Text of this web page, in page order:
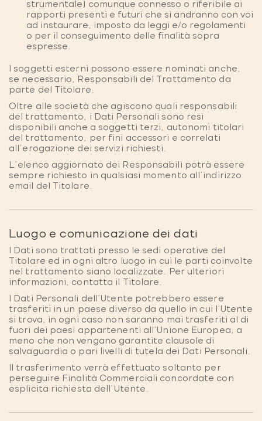
strumentale) comunque connesso o riferibile ai
rapporti presenti e futuri che si andranno con voi
ad instaurare, imposto da leggi e/o regolamenti
o per il conseguimento delle finalità sopra
espresse.
I soggetti esterni possono essere nominati anche,
se necessario, Responsabili del Trattamento da
parte del Titolare.
Oltre alle società che agiscono quali responsabili
del trattamento, i Dati Personali sono resi
disponibili anche a soggetti terzi, autonomi titolari
del trattamento, per fini accessori e correlati
all'erogazione dei servizi richiesti.
L’elenco aggiornato dei Responsabili potrà essere
sempre richiesto in qualsiasi momento all’indirizzo
email del Titolare.
Luogo e comunicazione dei dati
I Dati sono trattati presso le sedi operative del
Titolare ed in ogni altro luogo in cui le parti coinvolte
nel trattamento siano localizzate. Per ulteriori
informazioni, contatta il Titolare.
I Dati Personali dell’Utente potrebbero essere
trasferiti in un paese diverso da quello in cui l’Utente
si trova, in ogni caso non saranno mai trasferiti al di
fuori dei paesi appartenenti all'Unione Europea, a
meno che non vengano garantite clausole di
salvaguardia o pari livelli di tutela dei Dati Personali.
Il trasferimento verrà effettuato soltanto per
perseguire Finalità Commerciali concordate con
esplicita richiesta dell’Utente.